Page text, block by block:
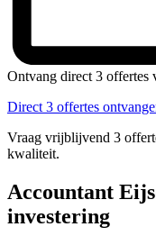
Ontvang direct 3 offertes
Direct 3 offertes
Vraag vrijblijvend 3
kwaliteit.
Accountant
investering